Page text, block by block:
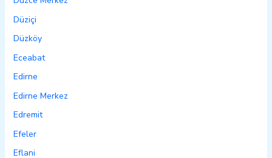
Düziçi
Düzköy
Eceabat
Edirne
Edirne Merkez
Edremit
Efeler
Eflani